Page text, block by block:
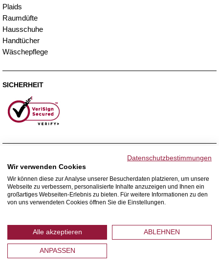
Plaids
Raumdüfte
Hausschuhe
Handtücher
Wäschepflege
SICHERHEIT
WIR VERSENDEN MIT
Datenschutzbestimmungen
Wir verwenden Cookies
Wir können diese zur Analyse unserer Besucherdaten platzieren, um unsere
Webseite zu verbessern, personalisierte Inhalte anzuzeigen und Ihnen ein
großartiges Webseiten-Erlebnis zu bieten. Für weitere Informationen zu den
von uns verwendeten Cookies öffnen Sie die Einstellungen.
Alle akzeptieren ABLEHNEN
ANPASSEN